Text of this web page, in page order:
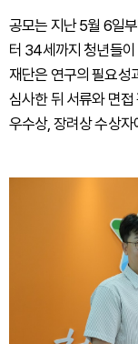
공모는 지난 5월 6일
터 34세까지 청년들
재단은 연구의 필요성
심사한 뒤 서류와 면접
우수상, 장려상 수상